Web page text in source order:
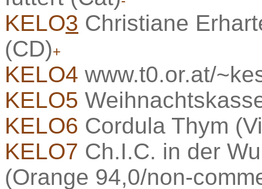
KELO3 Christiane
(CD)+
KELO4 www.t0.or.at/
KELO5
KELO6 Cordula Thym
KELO7 Ch.I.C. in der
(Orange 94,0/non-